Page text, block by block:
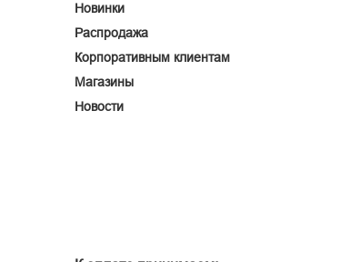
Новинки
Распродажа
Корпоративным клиентам
Магазины
Новости